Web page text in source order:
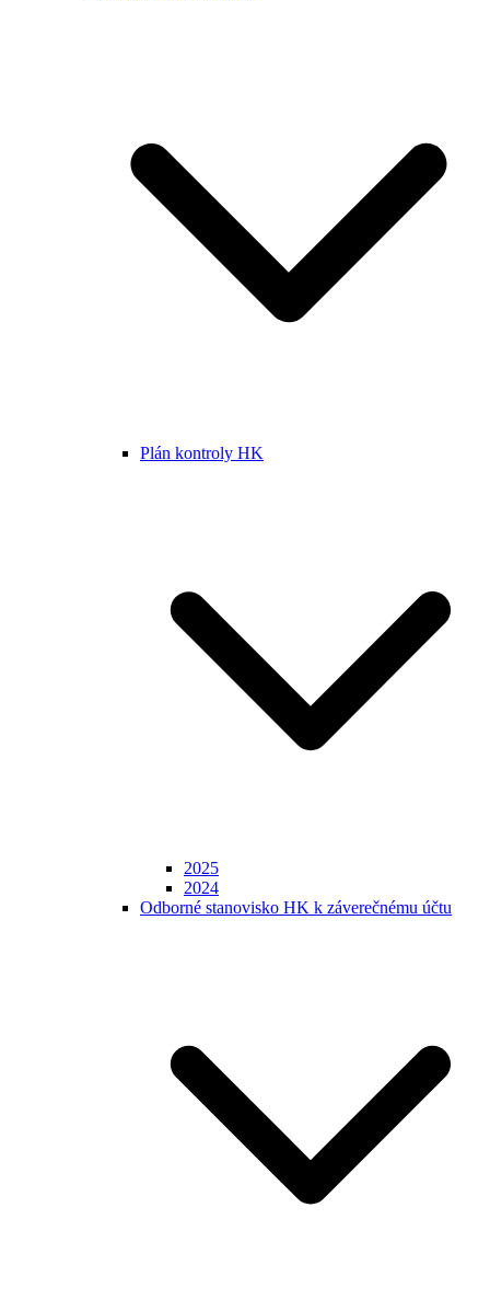
Plán kontroly HK
2025
2024
Odborné stanovisko HK k záverečnému účtu